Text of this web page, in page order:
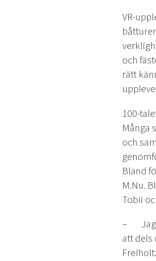
VR-
och
rätt
100-
Många
och
Bland
M.Nu.
Tobii
– Jag
att dels